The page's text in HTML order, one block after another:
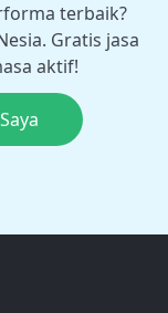
terbaik?
Gratis jasa
aktif!